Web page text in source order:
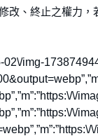
改、終止之權力，
image\/